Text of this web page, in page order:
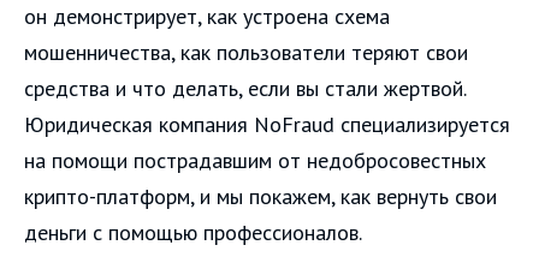
он демонстрирует, как устроена схема
мошенничества, как пользователи теряют свои
средства и что делать, если вы стали жертвой.
Юридическая компания NoFraud специализируется
на помощи пострадавшим от недобросовестных
крипто-платформ, и мы покажем, как вернуть свои
деньги с помощью профессионалов.